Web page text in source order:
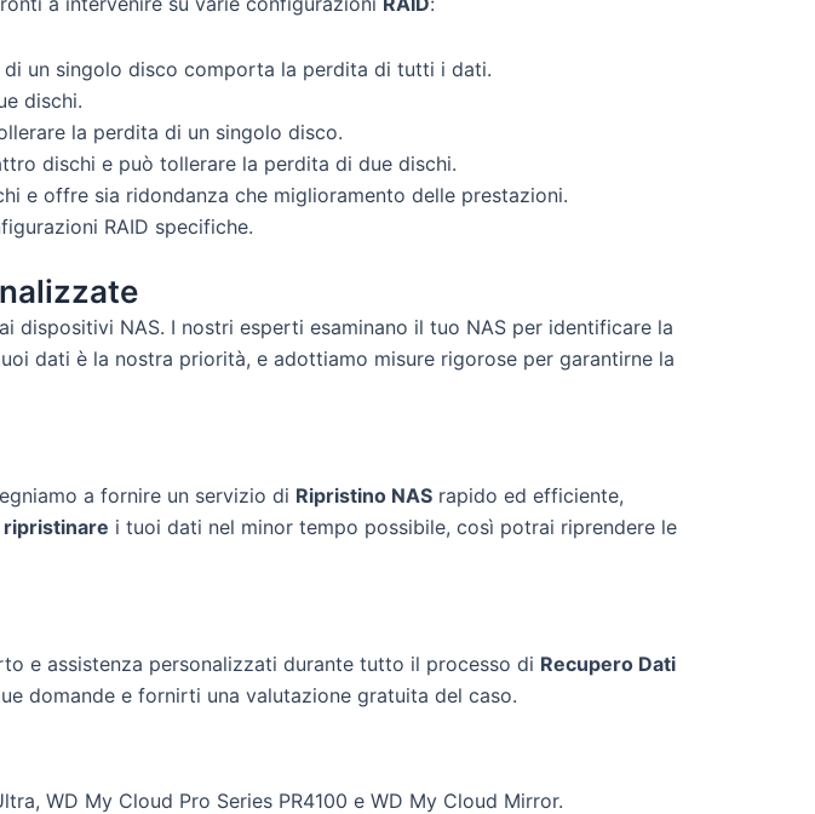
un singolo disco comporta la perdita di tutti i dati.
dischi.
la perdita di un singolo disco.
dischi e può tollerare la perdita di due dischi.
e offre sia ridondanza che miglioramento delle prestazioni.
RAID specifiche.
dispositivi NAS. I nostri esperti esaminano il tuo NAS per identificare la
dati è la nostra priorità, e adottiamo misure rigorose per garantirne la
a fornire un servizio di Ripristino NAS rapido ed efficiente,
ripristinare i tuoi dati nel minor tempo possibile, così potrai riprendere le
e assistenza personalizzati durante tutto il processo di Recupero Dati
domande e fornirti una valutazione gratuita del caso.
WD My Cloud Pro Series PR4100 e WD My Cloud Mirror.